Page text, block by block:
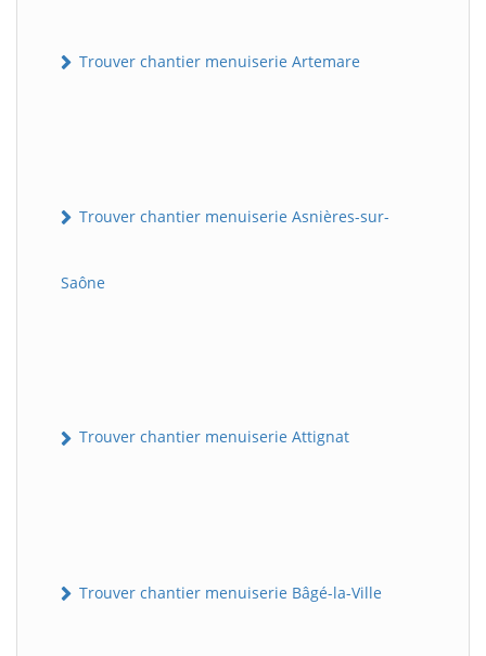
Trouver chantier menuiserie Artemare
Trouver chantier menuiserie Asnières-sur-
Saône
Trouver chantier menuiserie Attignat
Trouver chantier menuiserie Bâgé-la-Ville